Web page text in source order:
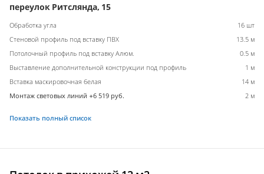
переулок Ритслянда, 15
Обработка угла
16 шт
Стеновой профиль под вставку ПВХ
13.5 м
Потолочный профиль под вставку Алюм.
0.5 м
Выставление дополнительной конструкции под профиль
1 м
Вставка маскировочная белая
14 м
Монтаж световых линий +6 519 руб.
2 м
Показать полный список